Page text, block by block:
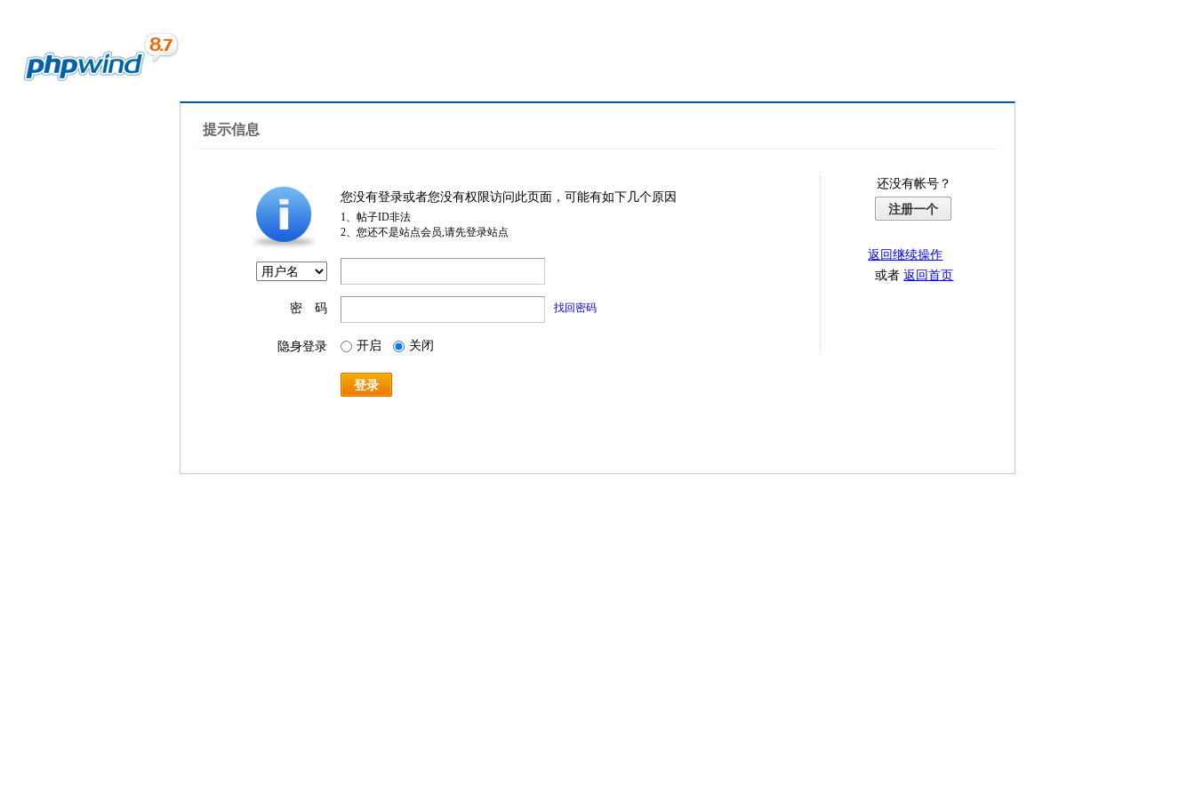
提示信息
您没有登录或者您没有权限访问此页面，可能有如下几个原因
1、帖子ID非法
2、您还不是站点会员,请先登录站点
密 码 找回密码
隐身登录 开启 关闭
登录
还没有帐号？
注册一个
返回继续操作
或者返回首页